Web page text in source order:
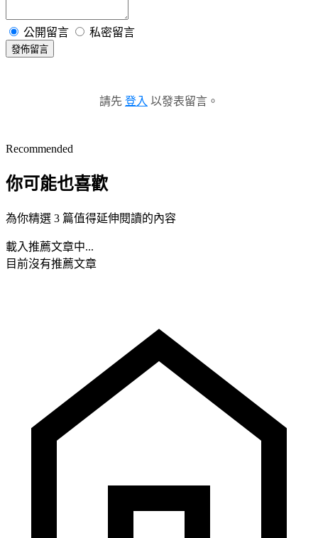
公開留言 私密留言
發佈留言
請先 登入 以發表留言。
Recommended
你可能也喜歡
為你精選 3 篇值得延伸閱讀的內容
載入推薦文章中...
目前沒有推薦文章